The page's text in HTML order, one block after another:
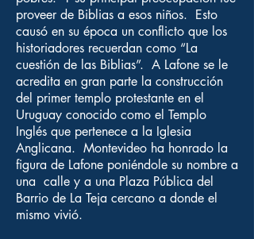
proveer de Biblias a esos niños. Esto
causó en su época un conflicto que los
historiadores recuerdan como “La
cuestión de las Biblias”. A Lafone se le
acredita en gran parte la construcción
del primer templo protestante en el
Uruguay conocido como el Templo
Inglés que pertenece a la Iglesia
Anglicana. Montevideo ha honrado la
figura de Lafone poniéndole su nombre a
una calle y a una Plaza Pública del
Barrio de La Teja cercano a donde el
mismo vivió.